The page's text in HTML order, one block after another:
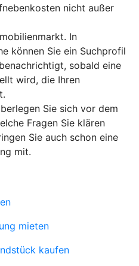
nicht außer
In
können Sie ein Suchprofil
sobald eine
wird, die Ihren
Sie sich vor dem
Fragen Sie klären
Sie auch schon eine
mit.
mieten
kaufen